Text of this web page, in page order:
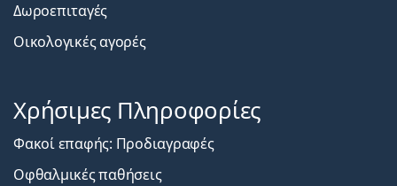
Δωροεπιταγές
Οικολογικές αγορές
Χρήσιμες Πληροφορίες
Φακοί επαφής: Προδιαγραφές
Οφθαλμικές παθήσεις